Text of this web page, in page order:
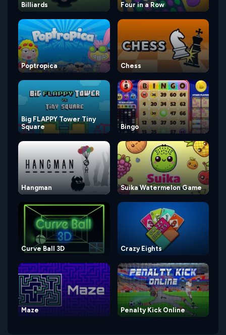
Billiards Four in a Row
Poptropica Chess
Big FLAPPY Tower Tiny
Square
Bingo
Hangman Suika Watermelon Game
Curve Ball 3D Crazy Eights
Maze Penalty Kick Online